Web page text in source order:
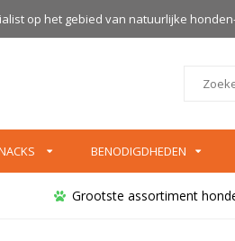
op het gebied van natuurlijke
BENODIGDHEDEN
Grootste assortiment